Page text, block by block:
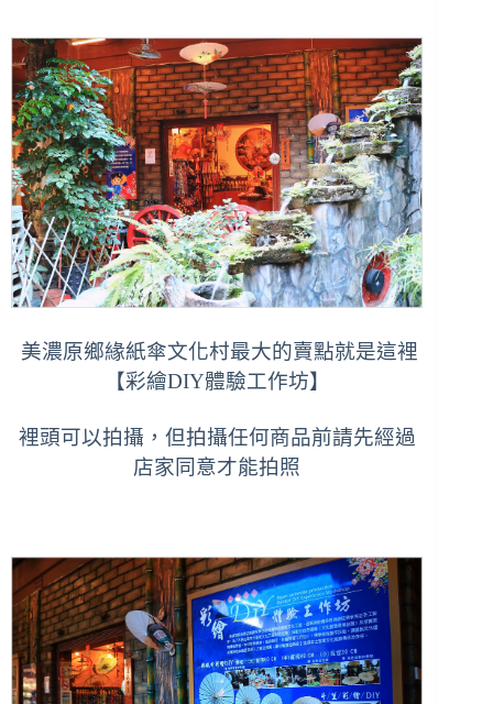
美濃原鄉緣紙傘文化村最大的賣點就是這裡
【彩繪DIY體驗工作坊】
裡頭可以拍攝，但拍攝任何商品前請先經過
店家同意才能拍照